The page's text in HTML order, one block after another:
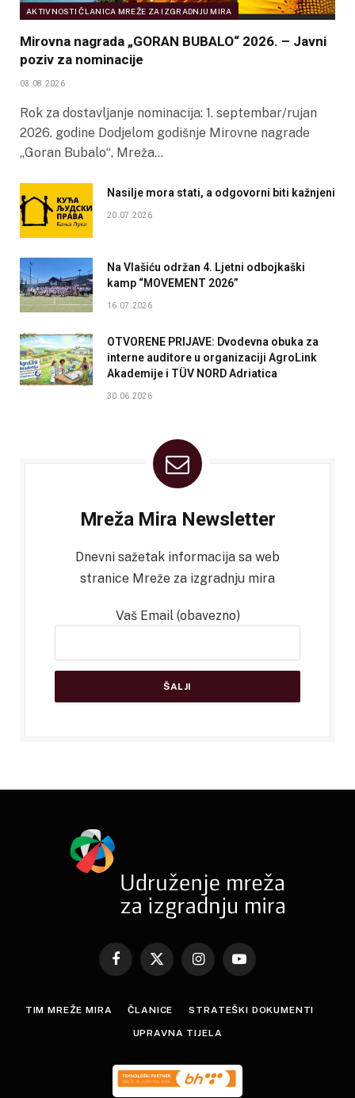
AKTIVNOSTI ČLANICA MREŽE ZA IZGRADNJU MIRA
Mirovna nagrada „GORAN BUBALO“ 2026. – Javni
poziv za nominacije
03.08.2026
Rok za dostavljanje nominacija: 1. septembar/rujan
2026. godine Dodjelom godišnje Mirovne nagrade
„Goran Bubalo“, Mreža…
Nasilje mora stati, a odgovorni biti kažnjeni
20.07.2026
Na Vlašiću održan 4. Ljetni odbojkaški
kamp “MOVEMENT 2026”
16.07.2026
OTVORENE PRIJAVE: Dvodevna obuka za
interne auditore u organizaciji AgroLink
Akademije i TÜV NORD Adriatica
30.06.2026
Mreža Mira Newsletter
Dnevni sažetak informacija sa web
stranice Mreže za izgradnju mira
Vaš Email (obavezno)
Facebook
X
InstagramYouTube
TIM MREŽE MIRA ČLANICE STRATEŠKI DOKUMENTI
UPRAVNA TIJELA